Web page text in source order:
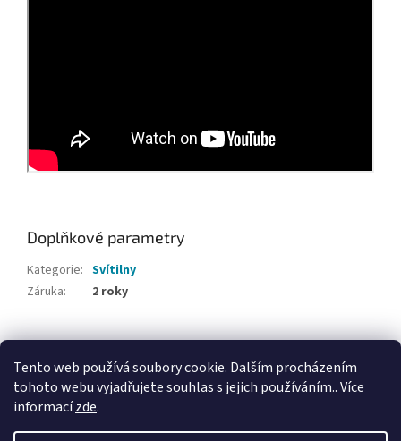
Tento web používá soubory cookie. Dalším procházením
tohoto webu vyjadřujete souhlas s jejich používáním.. Více
informacízde.
Doplňkové parametry
Kategorie: Svítilny
Záruka: 2 roky
Z
Webové stránky Divecentra CZ